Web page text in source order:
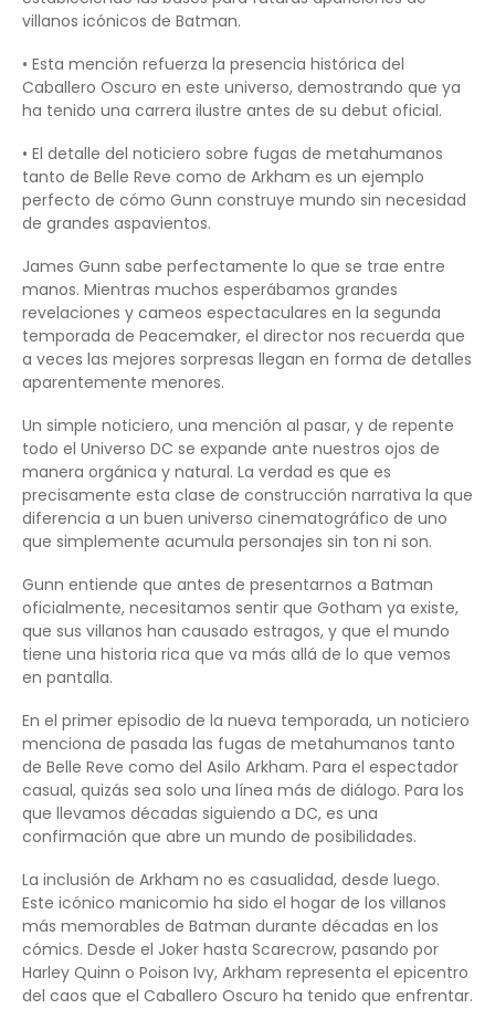
villanos icónicos de Batman.
• Esta mención refuerza la presencia histórica del
Caballero Oscuro en este universo, demostrando que ya
ha tenido una carrera ilustre antes de su debut oficial.
• El detalle del noticiero sobre fugas de metahumanos
tanto de Belle Reve como de Arkham es un ejemplo
perfecto de cómo Gunn construye mundo sin necesidad
de grandes aspavientos.
James Gunn sabe perfectamente lo que se trae entre
manos. Mientras muchos esperábamos grandes
revelaciones y cameos espectaculares en la segunda
temporada de Peacemaker, el director nos recuerda que
a veces las mejores sorpresas llegan en forma de detalles
aparentemente menores.
Un simple noticiero, una mención al pasar, y de repente
todo el Universo DC se expande ante nuestros ojos de
manera orgánica y natural. La verdad es que es
precisamente esta clase de construcción narrativa la que
diferencia a un buen universo cinematográfico de uno
que simplemente acumula personajes sin ton ni son.
Gunn entiende que antes de presentarnos a Batman
oficialmente, necesitamos sentir que Gotham ya existe,
que sus villanos han causado estragos, y que el mundo
tiene una historia rica que va más allá de lo que vemos
en pantalla.
En el primer episodio de la nueva temporada, un noticiero
menciona de pasada las fugas de metahumanos tanto
de Belle Reve como del Asilo Arkham. Para el espectador
casual, quizás sea solo una línea más de diálogo. Para los
que llevamos décadas siguiendo a DC, es una
confirmación que abre un mundo de posibilidades.
La inclusión de Arkham no es casualidad, desde luego.
Este icónico manicomio ha sido el hogar de los villanos
más memorables de Batman durante décadas en los
cómics. Desde el Joker hasta Scarecrow, pasando por
Harley Quinn o Poison Ivy, Arkham representa el epicentro
del caos que el Caballero Oscuro ha tenido que enfrentar.